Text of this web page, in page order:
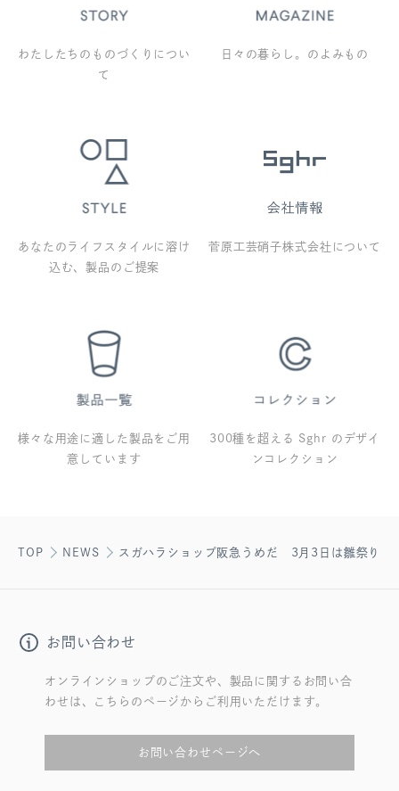
わたしたちのものづくりについ
て
日々の暮らし。のよみもの
あなたのライフスタイルに溶け
込む、製品のご提案
菅原工芸硝子株式会社について
様々な用途に適した製品をご用
意しています
300種を超える Sghr のデザイ
ンコレクション
TOP NEWS スガハラショップ阪急うめだ 3月3日は雛祭り
お問い合わせ
オンラインショップのご注文や、製品に関するお問い合
わせは、こちらのページからご利用いただけます。
お問い合わせページへ